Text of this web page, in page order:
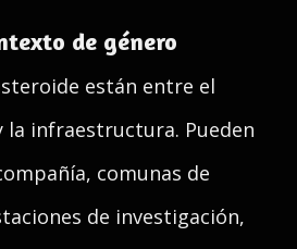
de género
están entre el
infraestructura. Pueden
comunas de
de investigación,